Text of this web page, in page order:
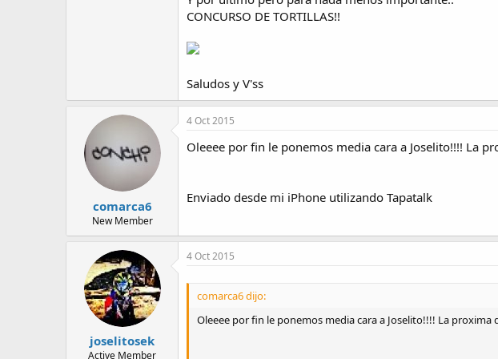
CONCURSO DE TORTILLAS!!
Saludos y V'ss
comarca6
New Member
4 Oct 2015
Oleeee por fin le ponemos media cara a Joselito!!!! La
Enviado desde mi iPhone utilizando Tapatalk
joselitosek
Active Member
4 Oct 2015
comarca6 dijo:
Oleeee por fin le ponemos media cara a Joselito!!!! La proxima